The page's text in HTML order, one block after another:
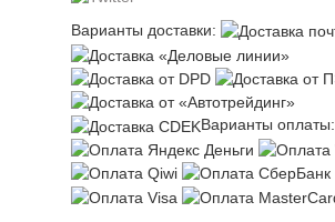
Варианты доставки:
Варианты оплаты: